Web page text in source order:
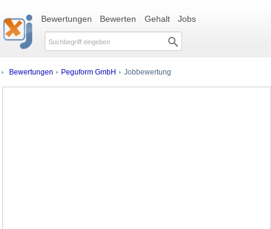
Bewertungen Bewerten Gehalt Jobs
Bewertungen Peguform GmbH Jobbewertung